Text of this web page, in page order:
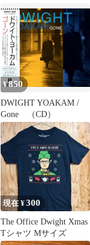
¥850
DWIGHT YOAKAM /
Gone （CD）
現在 ¥300
The Office Dwight Xmas
Tシャツ Mサイズ